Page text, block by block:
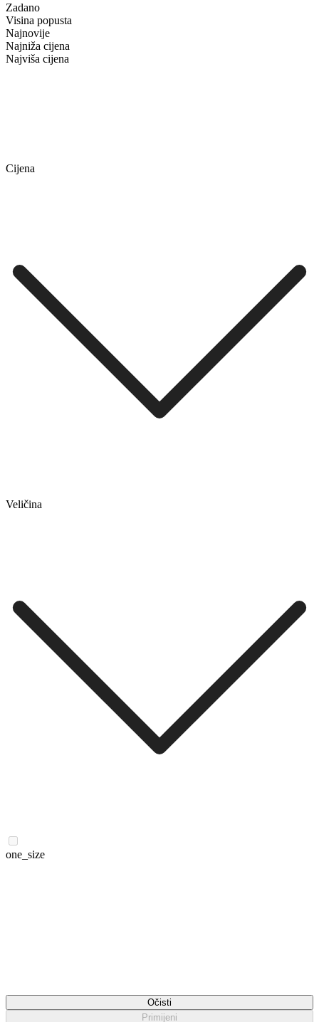
Zadano
Visina popusta
Najnovije
Najniža cijena
Najviša cijena
Cijena
Veličina
one_size
Očisti
Primijeni